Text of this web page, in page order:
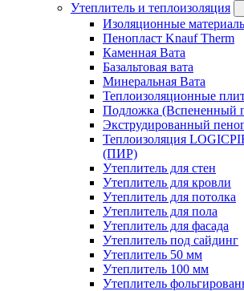
Утеплитель и теплоизоляция
Изоляционные
Пенопласт Knauf Therm
Каменная Вата
Базальтовая вата
Минеральная Вата
Теплоизоляционные
Подложка (Вспененный
Экструдированный
Теплоизоляция
(ПИР)
Утеплитель для стен
Утеплитель для кровли
Утеплитель для потолка
Утеплитель для пола
Утеплитель для фасада
Утеплитель под сайдинг
Утеплитель 50 мм
Утеплитель 100 мм
Утеплитель